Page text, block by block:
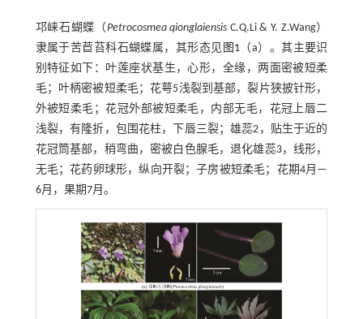
邛崃石蝴蝶（Petrocosmea qionglaiensis C.Q.Li & Y. Z.Wang）
隶属于苦苣苔科石蝴蝶属，其形态见 图1（a）。其主要识
别特征如下：叶莲座状基生，心形，全缘，两面密被短柔
毛；叶柄密被短柔毛；花萼5浅裂到基部，裂片狭披针形，
外被短柔毛；花冠外部被短柔毛，内部无毛，花冠上唇二
浅裂，有隆折，包围花柱，下唇三裂；雄蕊2，贴生于近的
花冠筒基部，稍弯曲，密被白色腺毛，退化雄蕊3，线形，
无毛；花药卵球形，纵向开裂；子房被短柔毛；花期4月—
6月，果期7月。